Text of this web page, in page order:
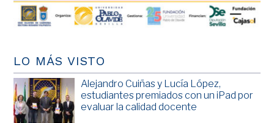
LO MÁS VISTO
Alejandro Cuiñas y Lucía López,
estudiantes premiados con un iPad por
evaluar la calidad docente